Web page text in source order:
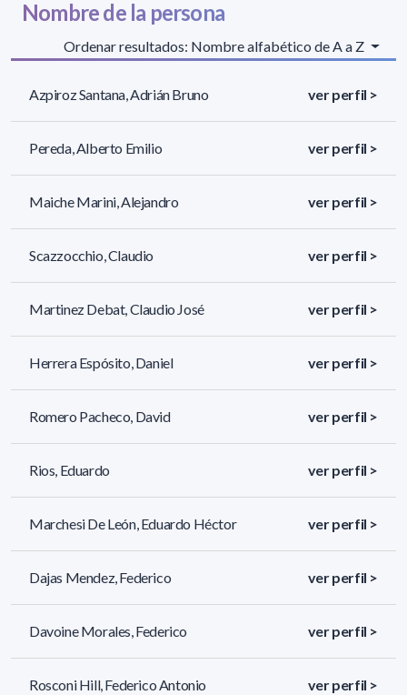
Nombre de la persona
Ordenar resultados: Nombre alfabético de A a Z
Azpiroz Santana, Adrián Bruno ver perfil >
Pereda, Alberto Emilio ver perfil >
Maiche Marini, Alejandro ver perfil >
Scazzocchio, Claudio ver perfil >
Martinez Debat, Claudio José ver perfil >
Herrera Espósito, Daniel ver perfil >
Romero Pacheco, David ver perfil >
Rios, Eduardo ver perfil >
Marchesi De León, Eduardo Héctor ver perfil >
Dajas Mendez, Federico ver perfil >
Davoine Morales, Federico ver perfil >
Rosconi Hill, Federico Antonio ver perfil >